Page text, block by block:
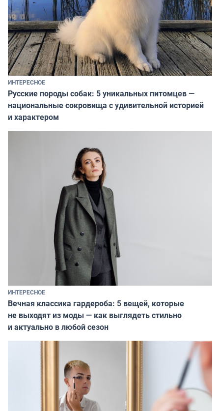
ИНТЕРЕСНОЕ
Русские породы собак: 5 уникальных питомцев —
национальные сокровища с удивительной историей
и характером
ИНТЕРЕСНОЕ
Вечная классика гардероба: 5 вещей, которые
не выходят из моды — как выглядеть стильно
и актуально в любой сезон